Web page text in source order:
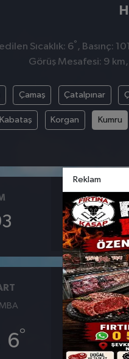
Sıcaklık: 6° , Basınç:
Görüş Mesafesi: 9
Çamaş Çatalpınar
Kabataş Korgan Kumru
BASINÇ
1010
6°
26 MART
PERŞEMBE
Reklam